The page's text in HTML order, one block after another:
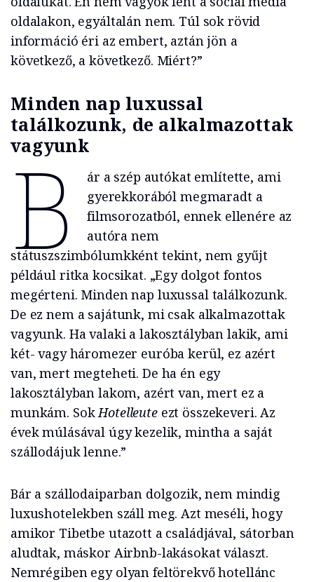
oldalakon, egyáltalán nem. Túl sok rövid
információ éri az embert, aztán jön a
következő, a következő. Miért?”
Minden nap luxussal
találkozunk, de alkalmazottak
vagyunk
B
ár a szép autókat említette, ami
gyerekkorából megmaradt a
filmsorozatból, ennek ellenére az
autóra nem
státuszszimbólumkként tekint, nem gyűjt
például ritka kocsikat. „Egy dolgot fontos
megérteni. Minden nap luxussal találkozunk.
De ez nem a sajátunk, mi csak alkalmazottak
vagyunk. Ha valaki a lakosztályban lakik, ami
két- vagy háromezer euróba kerül, ez azért
van, mert megteheti. De ha én egy
lakosztályban lakom, azért van, mert ez a
munkám. Sok Hotelleute ezt összekeveri. Az
évek múlásával úgy kezelik, mintha a saját
szállodájuk lenne.”
Bár a szállodaiparban dolgozik, nem mindig
luxushotelekben száll meg. Azt meséli, hogy
amikor Tibetbe utazott a családjával, sátorban
aludtak, máskor Airbnb-lakásokat választ.
Nemrégiben egy olyan feltörekvő hotellánc